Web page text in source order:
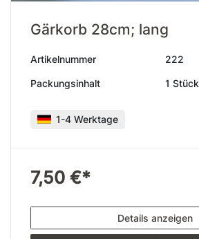
Gärkorb 28cm; lang
Artikelnummer 222
Packungsinhalt 1 Stück
1-4 Werktage
7,50 €*
Details anzeigen